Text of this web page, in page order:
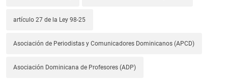
artículo 27 de la Ley 98-25
Asociación de Periodistas y Comunicadores Dominicanos (APCD)
Asociación Dominicana de Profesores (ADP)